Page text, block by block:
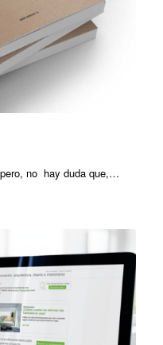
no hay duda que,…